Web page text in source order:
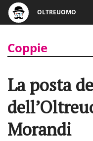
OLTREUOMO
Coppie
La posta
Morandi